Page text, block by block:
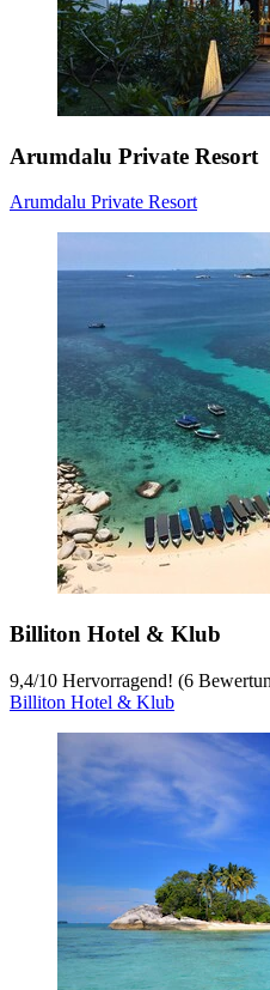
Arumdalu Private Resort
Arumdalu Private Resort
Billiton Hotel & Klub
9,4/10 Hervorragend! (6
Billiton Hotel & Klub